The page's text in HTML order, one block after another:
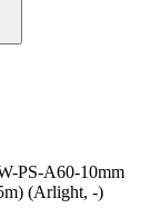
PS-A60-10mm
(Arlight, -)